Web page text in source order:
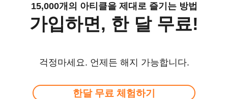
15,000개의 아티클을 제대로 즐기는 방법
가입하면, 한 달 무료!
걱정마세요. 언제든 해지 가능합니다.
한달 무료 체험하기